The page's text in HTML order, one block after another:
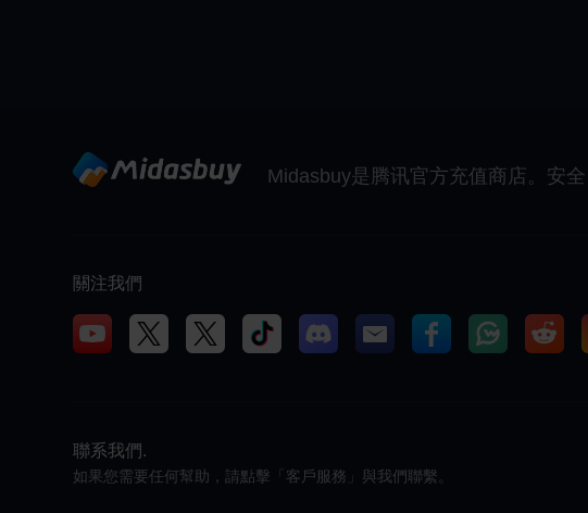
Midasbuy是腾讯官方充值商店。安
關注我們
聯系我們.
如果您需要任何幫助，請點擊「客戶服務」與我們聯繫。